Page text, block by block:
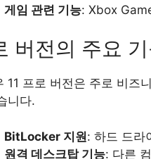
게임 관련 기능: Xbox
버전의 주요
11 프로 버전은 주로 비즈
니다.
BitLocker 지원: 하드 드라
원격 데스크탑 기능: 다른